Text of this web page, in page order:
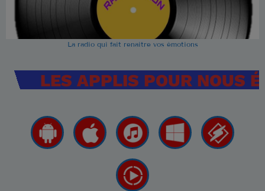
La radio qui fait renaitre vos émotions
LES APPLIS POUR NOUS